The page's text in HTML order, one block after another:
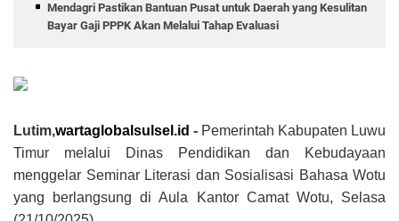
Mendagri Pastikan Bantuan Pusat untuk Daerah yang Kesulitan
Bayar Gaji PPPK Akan Melalui Tahap Evaluasi
Lutim,wartaglobalsulsel.id - Pemerintah Kabupaten Luwu
Timur melalui Dinas Pendidikan dan Kebudayaan
menggelar Seminar Literasi dan Sosialisasi Bahasa Wotu
yang berlangsung di Aula Kantor Camat Wotu, Selasa